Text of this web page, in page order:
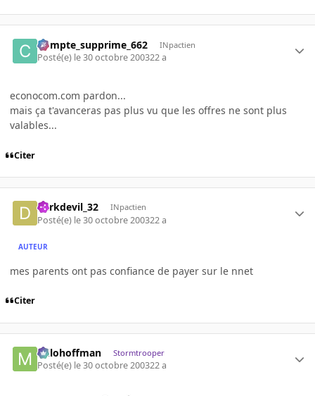
Compte_supprime_662 INpactien
Posté(e) le 30 octobre 200322 a
econocom.com pardon...
mais ça t'avanceras pas plus vu que les offres ne sont plus
valables...
Citer
darkdevil_32 INpactien
Posté(e) le 30 octobre 200322 a
AUTEUR
mes parents ont pas confiance de payer sur le nnet
Citer
milohoffman Stormtrooper
Posté(e) le 30 octobre 200322 a